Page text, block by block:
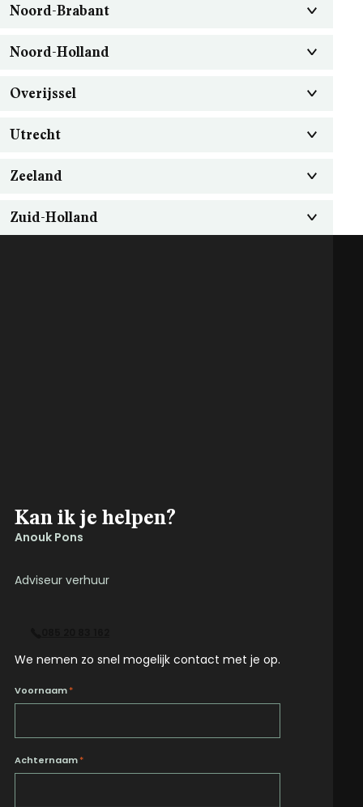
Noord-Brabant
Noord-Holland
Overijssel
Utrecht
Zeeland
Zuid-Holland
Kan ik je helpen?
Anouk Pons
Adviseur verhuur
We nemen zo snel mogelijk contact met je op.
Voornaam*
Achternaam*